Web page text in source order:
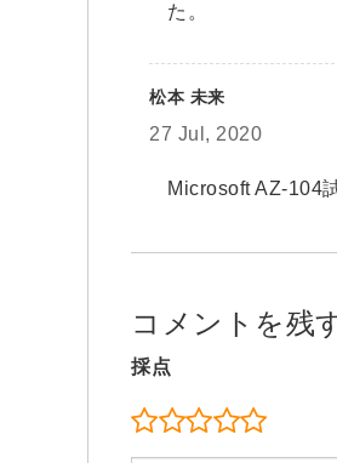
た。
松本 未来
27 Jul, 2020
Microsoft AZ-104
コメントを残
採点